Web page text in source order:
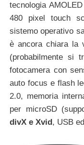
tecnologia
480 pixel touch
sistemo operativo
è ancora chiara la
(probabilmente si
fotocamera con
auto focus e flash
2.0, memoria
per microSD
divX e Xvid, USB